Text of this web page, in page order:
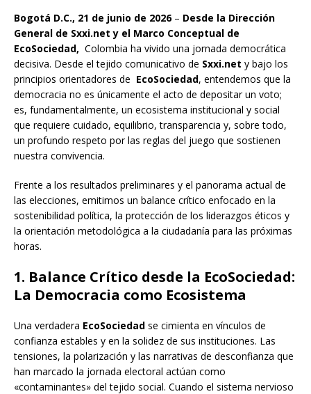
Bogotá D.C., 21 de junio de 2026– Desde la Dirección
General de Sxxi.net y el Marco Conceptual de
EcoSociedad, Colombia ha vivido una jornada democrática
decisiva. Desde el tejido comunicativo de Sxxi.net y bajo los
principios orientadores de EcoSociedad, entendemos que la
democracia no es únicamente el acto de depositar un voto;
es, fundamentalmente, un ecosistema institucional y social
que requiere cuidado, equilibrio, transparencia y, sobre todo,
un profundo respeto por las reglas del juego que sostienen
nuestra convivencia.
Frente a los resultados preliminares y el panorama actual de
las elecciones, emitimos un balance crítico enfocado en la
sostenibilidad política, la protección de los liderazgos éticos y
la orientación metodológica a la ciudadanía para las próximas
horas.
1. Balance Crítico desde la EcoSociedad:
La Democracia como Ecosistema
Una verdadera EcoSociedad se cimienta en vínculos de
confianza estables y en la solidez de sus instituciones. Las
tensiones, la polarización y las narrativas de desconfianza que
han marcado la jornada electoral actúan como
«contaminantes» del tejido social. Cuando el sistema nervioso